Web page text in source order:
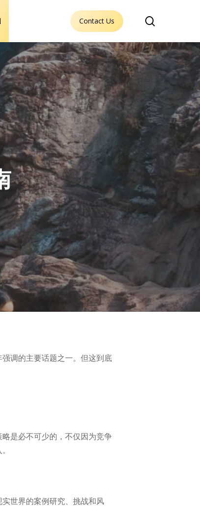
Contact Us
调的主要话题之一。但这到底
是必不可少的，不仅因为竞争
世界的案例研究、挑战和风